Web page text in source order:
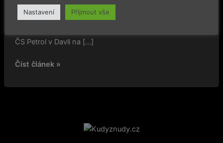
Junk Race 3 (dále „soutěž“) je zahájena setkáním
ČS Petrol v Davli na […]
Číst článek »
Nastavení Přijmout vše